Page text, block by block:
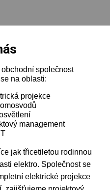
obchodní společnost
na oblasti:
projekce
management
jak třicetiletou rodinnou
elektro. Společnost se
elektrické projekce